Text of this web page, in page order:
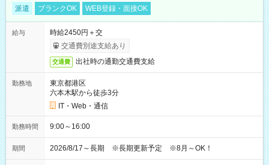
派遣 ブランクOK WEB登録・面接OK
給与
時給2450円＋交
交通費別途支給あり
交通費 出社時の通勤交通費支給
勤務地
東京都港区
六本木駅から徒歩3分
IT・Web・通信
勤務時間 9:00～16:00
期間 2026/8/17～長期 ※長期更新予定 ※8月～OK！